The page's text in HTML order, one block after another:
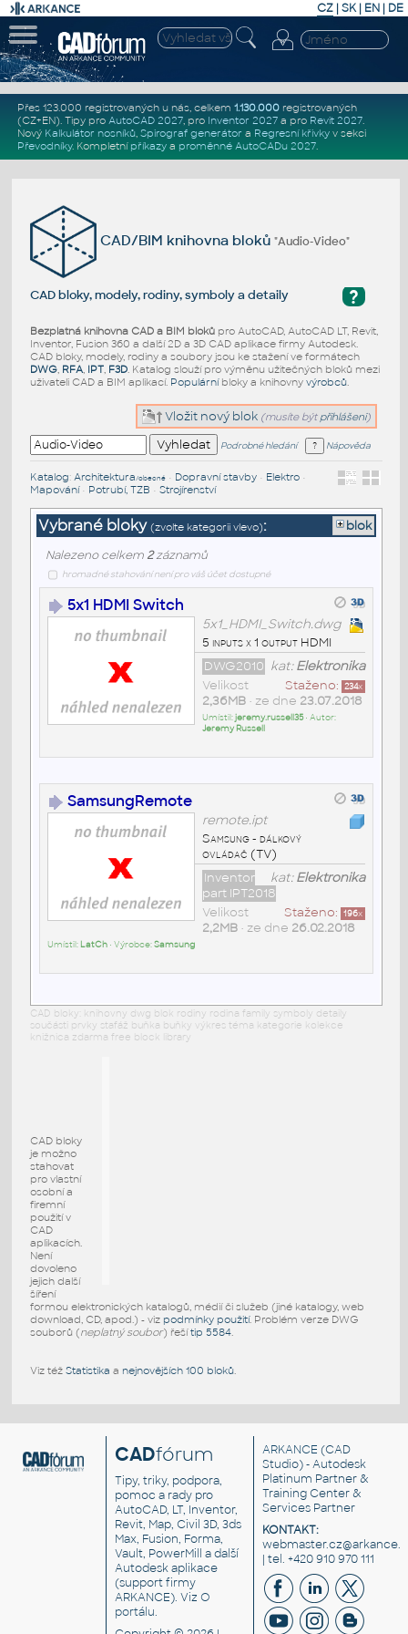
CZ | SK| EN | DE
Přes 123.000 registrovaných u nás, celkem 1.130.000registrovaných
(CZ+EN). Tipy pro AutoCAD 2027, pro Inventor 2027a pro Revit 2027.
Nový Kalkulátor nosníků, Spirograf generátor a Regresní křivkyv sekci
Převodníky. Kompletní příkazya proměnné AutoCADu 2027.
CAD/BIM knihovna bloků"Audio-Video"
?
CAD bloky, modely, rodiny, symboly a detaily
Bezplatná knihovna CAD a BIM blokůpro AutoCAD, AutoCAD LT, Revit,
Inventor, Fusion 360 a další 2D a 3D CAD aplikace firmy Autodesk.
CAD bloky, modely, rodiny a soubory jsou ke stažení ve formátech
DWG, RFA, IPT, F3D. Katalog slouží pro výměnu užitečných bloků mezi
uživateli CAD a BIM aplikací. Populárníbloky a knihovny výrobců.
Vložit nový blok (musíte být přihlášeni)
Podrobné hledání Nápověda
Katalog: Architektura/obecné• Dopravní stavby• Elektro•
Mapování• Potrubí, TZB • Strojírenství
Vybrané bloky (zvolte kategorii vlevo): blok
Nalezeno celkem 2záznamů
hromadné stahování není pro váš účet dostupné
5x1 HDMI Switch
5x1_HDMI_Switch.dwg
5 inputs x 1 output HDMI
kat:Elektronika
DWG2010
Staženo: 234x
Velikost
2,36MB• ze dne 23.07.2018
Umístil:jeremy.russell35• Autor:
Jeremy Russell
SamsungRemote
remote.ipt
Samsung - dálkový
ovládač (TV)
kat:Elektronika
Inventor
part IPT2018
Staženo: 196x
Velikost
2,2MB• ze dne 26.02.2018
Umístil: LatCh• Výrobce:Samsung
CAD bloky: knihovny dwg blok rodiny rodina family symboly detaily
součásti prvky stafáž buňka buňky výkres téma kategorie kolekce
knižnica zdarma free block library
CAD bloky
je možno
stahovat
pro vlastní
osobní a
firemní
použití v
CAD
aplikacích.
Není
dovoleno
jejich další
šíření
formou elektronických katalogů, médií či služeb (jiné katalogy, web
download, CD, apod.) - viz podmínky použití. Problém verze DWG
souborů (neplatný soubor) řešítip 5584.
Viz též Statistika a nejnovějších 100 bloků.
CADfórum
Tipy, triky, podpora,
pomoc a rady pro
AutoCAD, LT, Inventor,
Revit, Map, Civil 3D, 3ds
Max, Fusion, Forma,
Vault, PowerMill a další
Autodesk aplikace
(support firmy
ARKANCE). VizO
portálu.
ARKANCE (CAD
Studio) - Autodesk
Platinum Partner &
Training Center &
Services Partner
KONTAKT:
| tel. +420 910 970 111